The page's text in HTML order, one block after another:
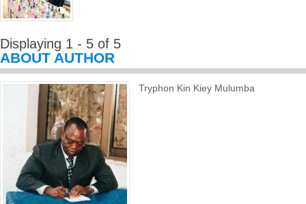
Displaying 1 - 5 of 5
ABOUT AUTHOR
Tryphon Kin Kiey Mulumba